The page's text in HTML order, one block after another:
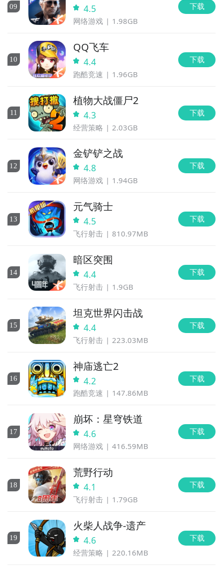
09 4.5
网络游戏 1.98GB
下载
10
QQ飞车
4.4
跑酷竞速 1.96GB
下载
11
植物大战僵尸2
4.3
经营策略 2.03GB
下载
12
金铲铲之战
4.8
网络游戏 1.94GB
下载
13
元气骑士
4.5
飞行射击 810.97MB
下载
14
暗区突围
4.4
飞行射击 1.9GB
下载
15
坦克世界闪击战
4.4
飞行射击 223.03MB
下载
16
神庙逃亡2
4.2
跑酷竞速 147.86MB
下载
17
崩坏：星穹铁道
4.6
网络游戏 416.59MB
下载
18
荒野行动
4.1
飞行射击 1.79GB
下载
19
火柴人战争-遗产
4.6
经营策略 220.16MB
下载